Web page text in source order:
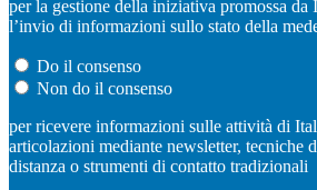
per la gestione della iniziativa promossa
l’invio di informazioni sullo stato della
Do il consenso
Non do il consenso
per ricevere informazioni sulle attività di
articolazioni mediante newsletter, tecniche
distanza o strumenti di contatto tradizionali